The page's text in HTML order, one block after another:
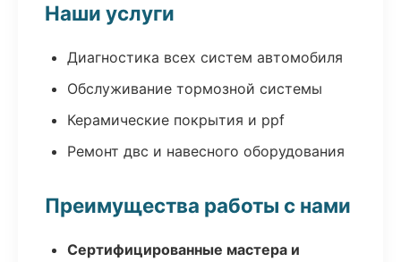
Наши услуги
Диагностика всех систем автомобиля
Обслуживание тормозной системы
Керамические покрытия и ppf
Ремонт двс и навесного оборудования
Преимущества работы с нами
Сертифицированные мастера и